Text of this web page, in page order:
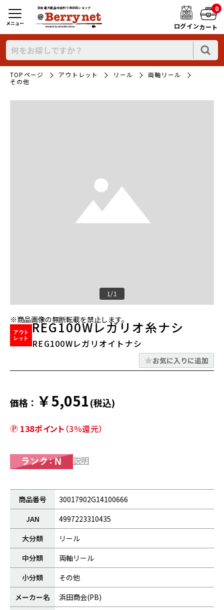
日本最大新品中古釣り具WEBショップ
ログイン
0
カート
メニュー
TOPページ アウトレット リール
両軸リール
その他
1/1
※商品画像の無断転載を禁止します。
REG100Wレガリオ糸ナシ
REG100Wレガリオイトナシ
お気に入りに追加
価格： ￥5,051(税込)
138ポイント （3％還元）
説明
商品番号
30017902G14100666
JAN
4997223310435
大分類
リール
中分類
両軸リール
小分類
その他
メーカー名
浜田商会(PB)